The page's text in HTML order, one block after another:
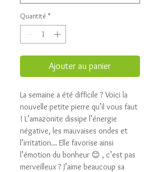
Quantité *
Ajouter au panier
La semaine a été difficile ? Voici la
nouvelle petite pierre qu’il vous faut
! L’amazonite dissipe l’énergie
négative, les mauvaises ondes et
l’irritation... Elle favorise ainsi
l’émotion du bonheur 😊 , c’est pas
merveilleux ? J’aime beaucoup sa